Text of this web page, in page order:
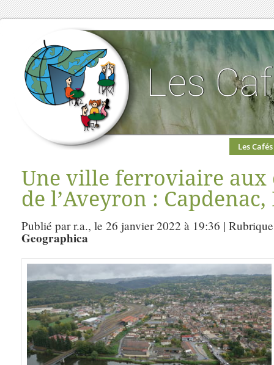
Les Cafés
Une ville ferroviaire aux
de l’Aveyron :
Publié par r.a., le 26 janvier 2022 à 19:36 |
Geographica